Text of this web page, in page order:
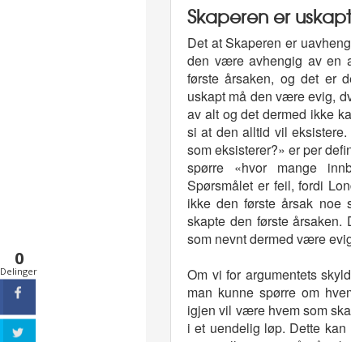
Skaperen er
Det at Skaperen er
den være avhengig av en
første årsaken, og det er
uskapt må den være evig,
av alt og det dermed ikke
si at den alltid vil
som eksisterer?» er per
spørre «hvor mange
Spørsmålet er feil, fordi
ikke den første årsak noe
skapte den første
som nevnt dermed være
Om vi for argumentets
man kunne spørre om
igjen vil være hvem som
i et uendelig løp. Dette
0
Delinger